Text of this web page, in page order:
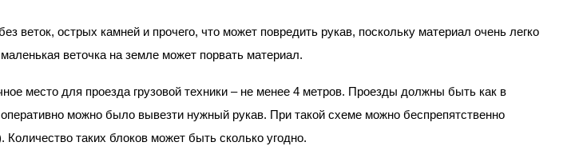
веток, острых камней и прочего, что может повредить рукав, поскольку материал очень легко
веточка на земле может порвать материал.
место для проезда грузовой техники – не менее 4 метров. Проезды должны быть как в
можно было вывезти нужный рукав. При такой схеме можно беспрепятственно
таких блоков может быть сколько угодно.